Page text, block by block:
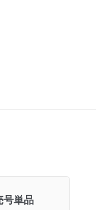
号単品